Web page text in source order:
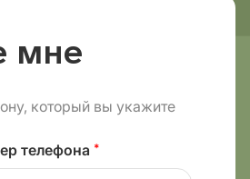
мне
который вы укажите
телефона *